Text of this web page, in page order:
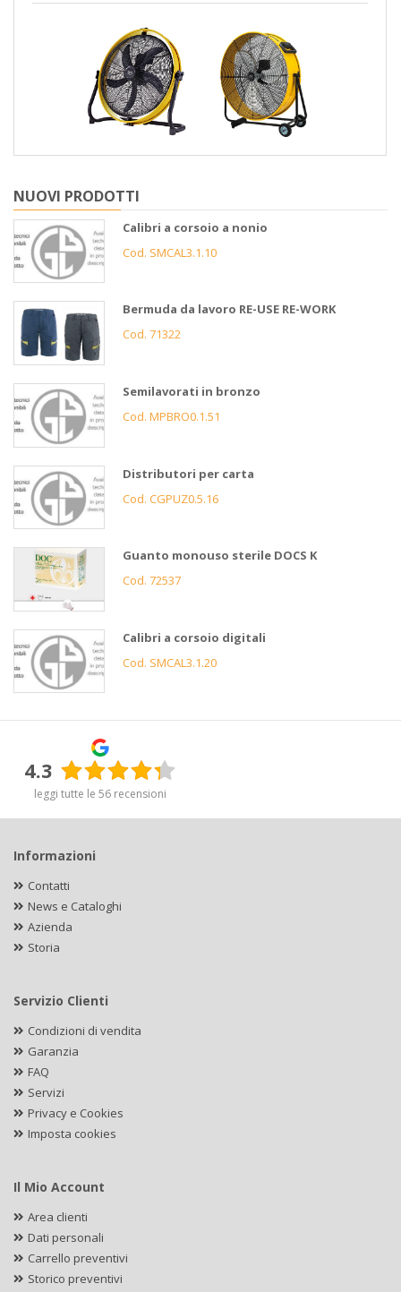
NUOVI PRODOTTI
Calibri a corsoio a nonio
Cod. SMCAL3.1.10
Bermuda da lavoro RE-USE RE-WORK
Cod. 71322
Semilavorati in bronzo
Cod. MPBRO0.1.51
Distributori per carta
Cod. CGPUZ0.5.16
Guanto monouso sterile DOCS K
Cod. 72537
Calibri a corsoio digitali
Cod. SMCAL3.1.20
4.3
leggi tutte le 56 recensioni
Informazioni
Contatti
News e Cataloghi
Azienda
Storia
Servizio Clienti
Condizioni di vendita
Garanzia
FAQ
Servizi
Privacy e Cookies
Imposta cookies
Il Mio Account
Area clienti
Dati personali
Carrello preventivi
Storico preventivi